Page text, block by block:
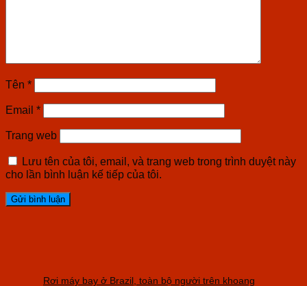
Tên *
Email *
Trang web
Lưu tên của tôi, email, và trang web trong trình duyệt này
cho lần bình luận kế tiếp của tôi.
Rơi máy bay ở Brazil, toàn bộ người trên khoang